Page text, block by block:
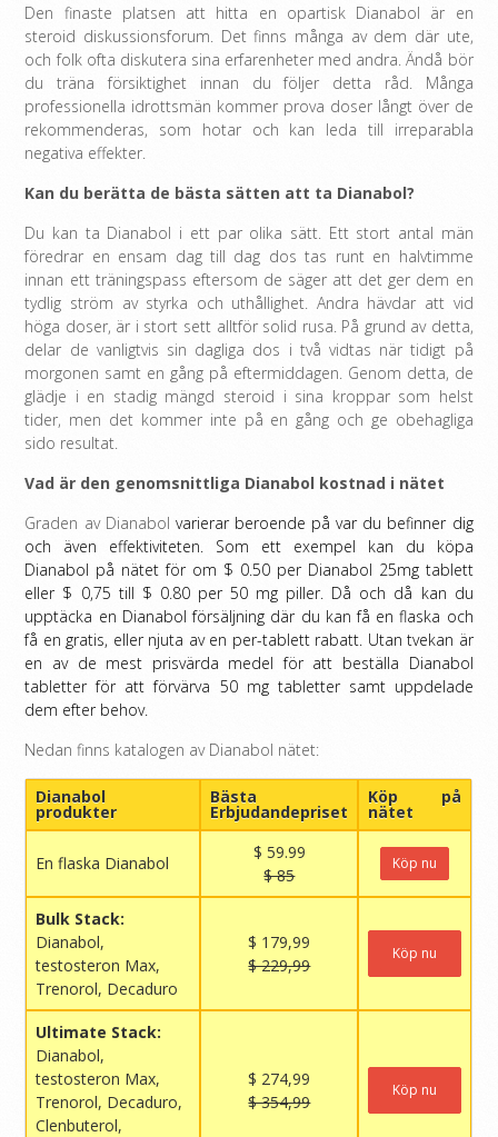
Den finaste platsen att hitta en opartisk Dianabol är en
steroid diskussionsforum. Det finns många av dem där ute,
och folk ofta diskutera sina erfarenheter med andra. Ändå bör
du träna försiktighet innan du följer detta råd. Många
professionella idrottsmän kommer prova doser långt över de
rekommenderas, som hotar och kan leda till irreparabla
negativa effekter.
Kan du berätta de bästa sätten att ta Dianabol?
Du kan ta Dianabol i ett par olika sätt. Ett stort antal män
föredrar en ensam dag till dag dos tas runt en halvtimme
innan ett träningspass eftersom de säger att det ger dem en
tydlig ström av styrka och uthållighet. Andra hävdar att vid
höga doser, är i stort sett alltför solid rusa. På grund av detta,
delar de vanligtvis sin dagliga dos i två vidtas när tidigt på
morgonen samt en gång på eftermiddagen. Genom detta, de
glädje i en stadig mängd steroid i sina kroppar som helst
tider, men det kommer inte på en gång och ge obehagliga
sido resultat.
Vad är den genomsnittliga Dianabol kostnad i nätet
Graden av Dianabol varierar beroende på var du befinner dig
och även effektiviteten. Som ett exempel kan du köpa
Dianabol på nätet för om $ 0.50 per Dianabol 25mg tablett
eller $ 0,75 till $ 0.80 per 50 mg piller. Då och då kan du
upptäcka en Dianabol försäljning där du kan få en flaska och
få en gratis, eller njuta av en per-tablett rabatt. Utan tvekan är
en av de mest prisvärda medel för att beställa Dianabol
tabletter för att förvärva 50 mg tabletter samt uppdelade
dem efter behov.
Nedan finns katalogen av Dianabol nätet:
Dianabol
produkter
Bästa
Erbjudandepriset
Köp på
nätet
En flaska Dianabol
$ 59.99
$ 85
Köp nu
Bulk Stack:
Dianabol,
testosteron Max,
Trenorol, Decaduro
$ 179,99
$ 229,99
Köp nu
Ultimate Stack:
Dianabol,
testosteron Max,
Trenorol, Decaduro,
Clenbuterol,
$ 274,99
$ 354,99
Köp nu